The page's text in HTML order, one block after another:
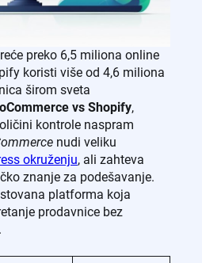
preko 6,5 miliona online
koristi više od 4,6 miliona
širom sveta
vs Shopify,
kontrole naspram
nudi veliku
okruženju, ali zahteva
znanje za podešavanje.
platforma koja
prodavnice bez